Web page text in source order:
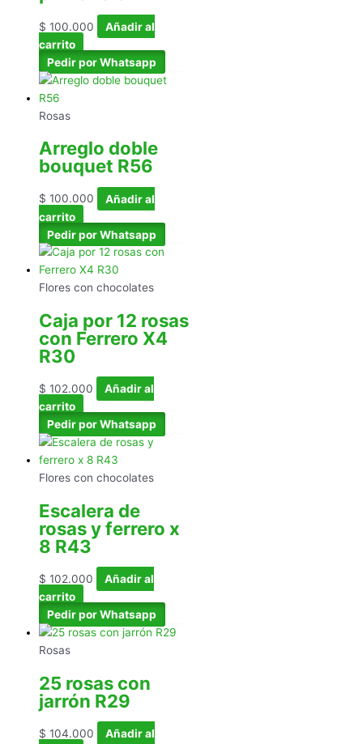
$ 100.000
Añadir al
carrito
Pedir por Whatsapp
Rosas
Arreglo doble
bouquet R56
$ 100.000
Añadir al
carrito
Pedir por Whatsapp
Flores con chocolates
Caja por 12 rosas
con Ferrero X4
R30
$ 102.000
Añadir al
carrito
Pedir por Whatsapp
Flores con chocolates
Escalera de
rosas y ferrero x
8 R43
$ 102.000
Añadir al
carrito
Pedir por Whatsapp
Rosas
25 rosas con
jarrón R29
$ 104.000
Añadir al